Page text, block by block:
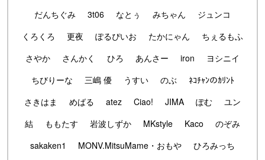
だんちぐみ
3t06 なとぅ みちゃん
ジュンコ
くろくろ
更夜 ぽるぴいお たかにゃん
ちぇるもふ
さやか
さんかく ひろ あんさー iron
ヨシニイ
ちびりーな
三嶋 優 うすい のぶ
ﾈｺﾁｬﾝのｶﾘﾝﾄ
さきはま
めばる atez Ciao! JIMA ぽむ
ユン
結
ももたす 岩波しずか MKstyle Kaco
のぞみ
sakaken1
MONV.MitsuMame・おもや
ひろみっち